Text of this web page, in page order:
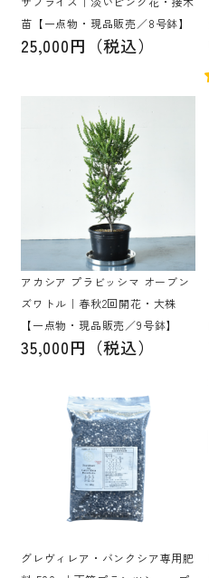
苗【一点物・現品販売／8号鉢】
25,000円（税込）
アカシア プラビッシマ オーブン
ズワトル｜春秋2回開花・大株
【一点物・現品販売／9号鉢】
35,000円（税込）
グレヴィレア・バンクシア専用肥